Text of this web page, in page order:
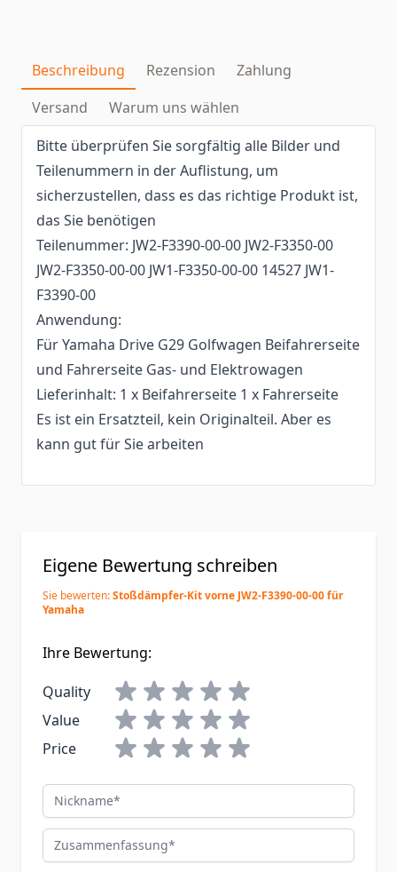
Beschreibung Rezension
Zahlung
Versand
Warum uns wählen
Bitte überprüfen Sie sorgfältig alle Bilder und
Teilenummern in der Auflistung, um
sicherzustellen, dass es das richtige Produkt ist,
das Sie benötigen
Teilenummer: JW2-F3390-00-00 JW2-F3350-00
JW2-F3350-00-00 JW1-F3350-00-00 14527 JW1-
F3390-00
Anwendung:
Für Yamaha Drive G29 Golfwagen Beifahrerseite
und Fahrerseite Gas- und Elektrowagen
Lieferinhalt: 1 x Beifahrerseite 1 x Fahrerseite
Es ist ein Ersatzteil, kein Originalteil. Aber es
kann gut für Sie arbeiten
Eigene Bewertung schreiben
Sie bewerten:Stoßdämpfer-Kit vorne JW2-F3390-00-00 für
Yamaha
Ihre Bewertung:
Quality
Value
Price
Nickname
Zusammenfassung